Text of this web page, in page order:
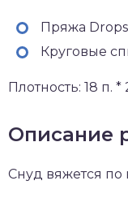
Пряжа
Круговые
Плотность: 18 п.
Описание
Снуд вяжется по